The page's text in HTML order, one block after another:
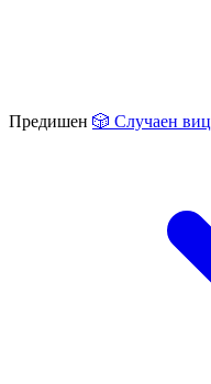
Предишен 🎲 Случаен виц